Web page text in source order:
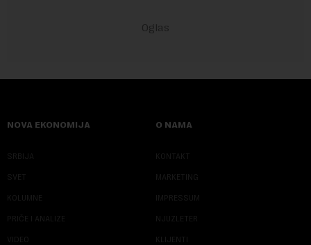
NOVA EKONOMIJA
SRBIJA
SVET
KOLUMNE
PRIČE I ANALIZE
VIDEO
O NAMA
KONTAKT
MARKETING
IMPRESSUM
NJUZLETER
KLIJENTI